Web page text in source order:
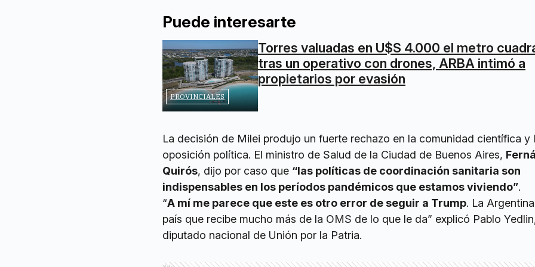
Puede interesarte
PROVINCIALES
Torres valuadas en U$S 4.000 el metro
tras un operativo con drones, ARBA intimó a
propietarios por evasión
La decisión de Milei produjo un fuerte rechazo en la comunidad científica y
oposición política. El ministro de Salud de la Ciudad de Buenos Aires,
Quirós, dijo por caso que “las políticas de coordinación sanitaria son
indispensables en los períodos pandémicos que estamos viviendo”.
“A mí me parece que este es otro error de seguir a Trump. La
país que recibe mucho más de la OMS de lo que le da” explicó Pablo
diputado nacional de Unión por la Patria.